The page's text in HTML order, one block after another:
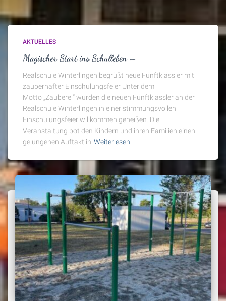
AKTUELLES
Magischer Start ins Schulleben –
Realschule Winterlingen begrüßt neue Fünftklässler mit
zauberhafter Einschulungsfeier Unter dem
Motto „Zauberei“ wurden die neuen Fünftklässler an der
Realschule Winterlingen in einer stimmungsvollen
Einschulungsfeier willkommen geheißen. Die
Veranstaltung bot den Kindern und ihren Familien einen
gelungenen Auftakt in Weiterlesen